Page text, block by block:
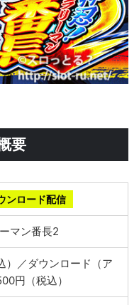
要
ンロード配信
マン番長2
）／ダウンロード（ア
円（税込）